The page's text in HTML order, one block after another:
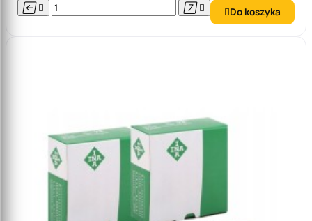
    Do koszyka